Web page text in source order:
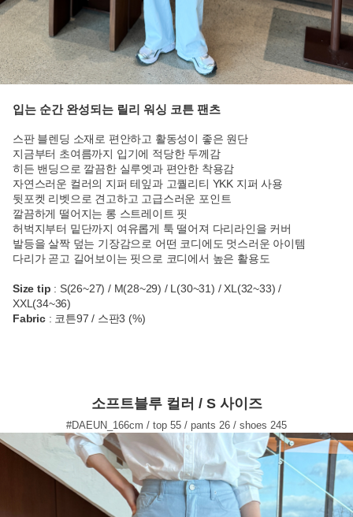
입는 순간 완성되는 릴리 워싱 코튼 팬츠
스판 블렌딩 소재로 편안하고 활동성이 좋은 원단
지금부터 초여름까지 입기에 적당한 두께감
히든 밴딩으로 깔끔한 실루엣과 편안한 착용감
자연스러운 컬러의 지퍼 테잎과 고퀄리티 YKK 지퍼 사용
뒷포켓 리벳으로 견고하고 고급스러운 포인트
깔끔하게 떨어지는 롱 스트레이트 핏
허벅지부터 밑단까지 여유롭게 툭 떨어져 다리라인을 커버
발등을 살짝 덮는 기장감으로 어떤 코디에도 멋스러운 아이템
다리가 곧고 길어보이는 핏으로 코디에서 높은 활용도
Size tip : S(26~27) / M(28~29) / L(30~31) / XL(32~33) /
XXL(34~36)
Fabric: 코튼97 / 스판3 (%)
소프트블루 컬러 / S 사이즈
#DAEUN_166cm / top 55 / pants 26 / shoes 245